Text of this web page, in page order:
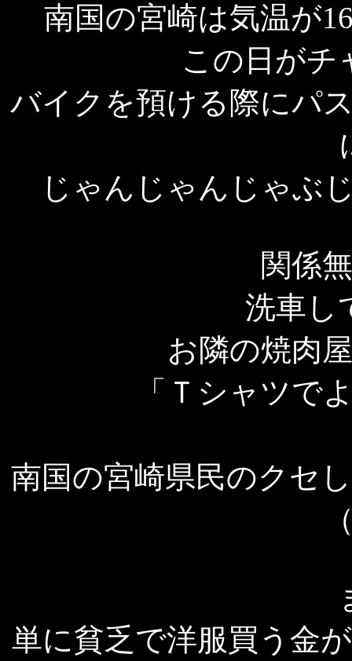
南国の宮崎は気温が
この日がチ
バイクを預ける際にパ
じゃんじゃんじゃぶ
関係
洗車し
お隣の焼肉
「Ｔシャツで
南国の宮崎県民のクセ
単に貧乏で洋服買う金